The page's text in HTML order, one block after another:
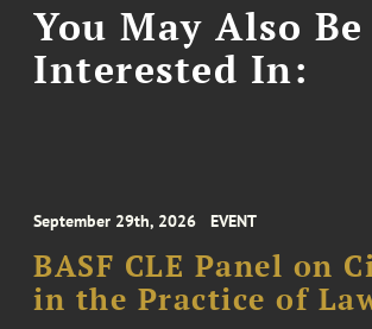
You May Also Be
Interested In:
September 29th, 2026 EVENT
BASF CLE Panel on
in the Practice of